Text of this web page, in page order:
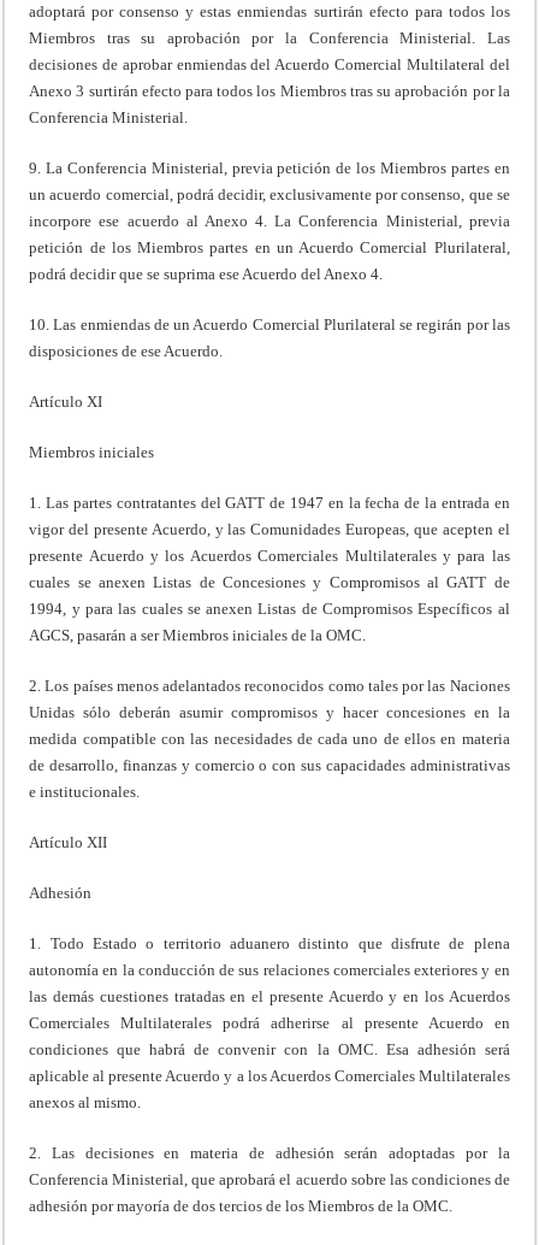
adoptará por consenso y estas enmiendas surtirán efecto para todos los
Miembros tras su aprobación por la Conferencia Ministerial. Las
decisiones de aprobar enmiendas del Acuerdo Comercial Multilateral del
Anexo 3 surtirán efecto para todos los Miembros tras su aprobación por la
Conferencia Ministerial.
9. La Conferencia Ministerial, previa petición de los Miembros partes en
un acuerdo comercial, podrá decidir, exclusivamente por consenso, que se
incorpore ese acuerdo al Anexo 4. La Conferencia Ministerial, previa
petición de los Miembros partes en un Acuerdo Comercial Plurilateral,
podrá decidir que se suprima ese Acuerdo del Anexo 4.
10. Las enmiendas de un Acuerdo Comercial Plurilateral se regirán por las
disposiciones de ese Acuerdo.
Artículo XI
Miembros iniciales
1. Las partes contratantes del GATT de 1947 en la fecha de la entrada en
vigor del presente Acuerdo, y las Comunidades Europeas, que acepten el
presente Acuerdo y los Acuerdos Comerciales Multilaterales y para las
cuales se anexen Listas de Concesiones y Compromisos al GATT de
1994, y para las cuales se anexen Listas de Compromisos Específicos al
AGCS, pasarán a ser Miembros iniciales de la OMC.
2. Los países menos adelantados reconocidos como tales por las Naciones
Unidas sólo deberán asumir compromisos y hacer concesiones en la
medida compatible con las necesidades de cada uno de ellos en materia
de desarrollo, finanzas y comercio o con sus capacidades administrativas
e institucionales.
Artículo XII
Adhesión
1. Todo Estado o territorio aduanero distinto que disfrute de plena
autonomía en la conducción de sus relaciones comerciales exteriores y en
las demás cuestiones tratadas en el presente Acuerdo y en los Acuerdos
Comerciales Multilaterales podrá adherirse al presente Acuerdo en
condiciones que habrá de convenir con la OMC. Esa adhesión será
aplicable al presente Acuerdo y a los Acuerdos Comerciales Multilaterales
anexos al mismo.
2. Las decisiones en materia de adhesión serán adoptadas por la
Conferencia Ministerial, que aprobará el acuerdo sobre las condiciones de
adhesión por mayoría de dos tercios de los Miembros de la OMC.